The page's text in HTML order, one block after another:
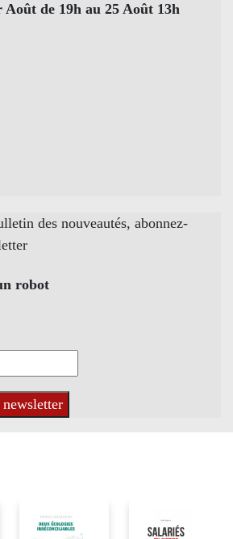
de 19h au 25 Août 13h
des nouveautés, abonnez-
robot